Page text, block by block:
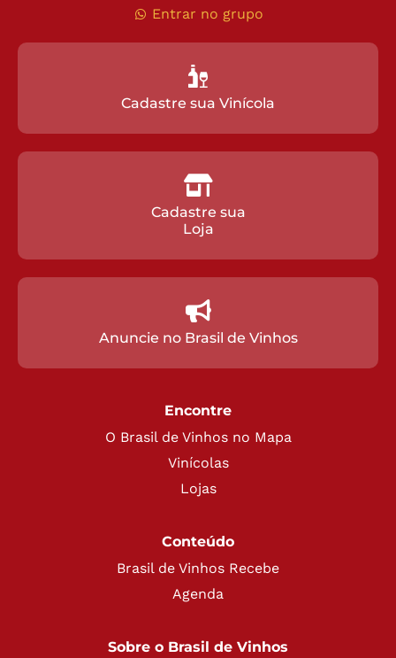
Entrar no grupo
Cadastre sua Vinícola
Cadastre sua
Loja
Anuncie no Brasil de Vinhos
Encontre
O Brasil de Vinhos no Mapa
Vinícolas
Lojas
Conteúdo
Brasil de Vinhos Recebe
Agenda
Sobre o Brasil de Vinhos